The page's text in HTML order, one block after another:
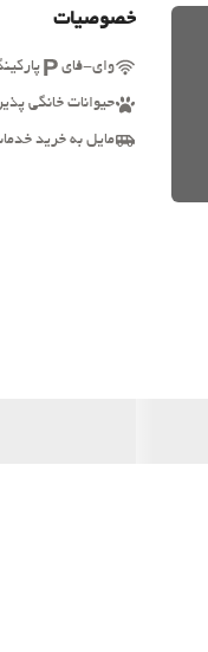
خصوصیات
وای-فای
حیوانات خانگی
مایل به خرید